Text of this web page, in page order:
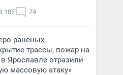
107 74
раненых,
трассы, пожар на
Ярославле отразили
массовую атаку»